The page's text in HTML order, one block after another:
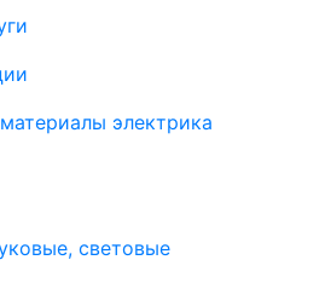
электрика
световые